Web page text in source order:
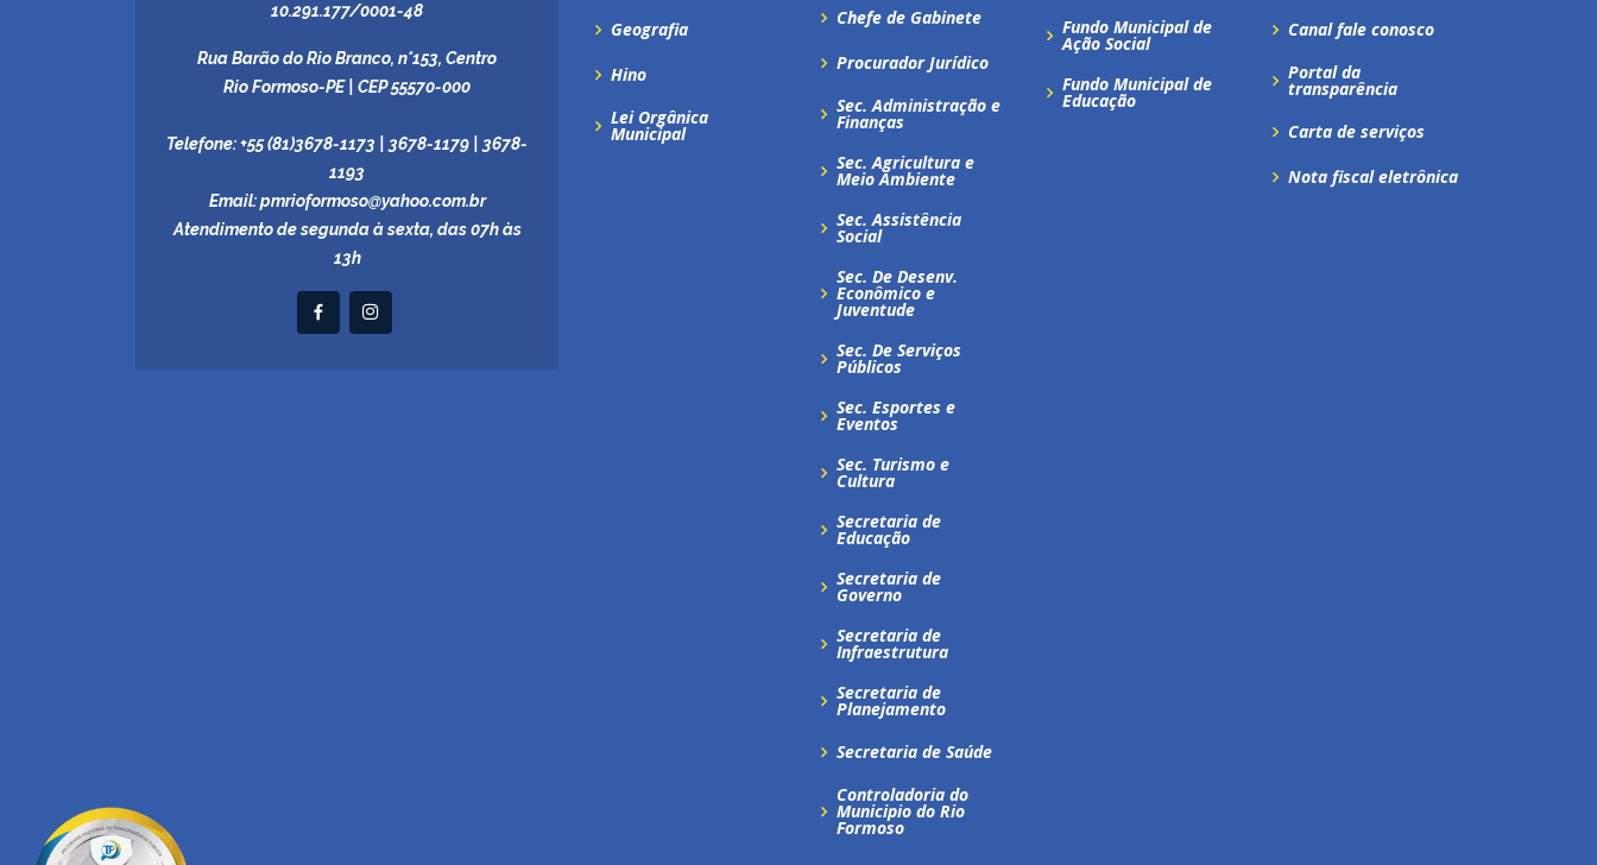
10.291.177/0001-48
Rua Barão do Rio Branco, n°153, Centro
Rio Formoso-PE | CEP 55570-000
Telefone:+55 (81)3678-1173 | 3678-1179 | 3678-
1193
Email:pmrioformoso@yahoo.com.br
Atendimento de segunda à sexta, das 07h às
13h
Geografia
Hino
Lei Orgânica
Municipal
Chefe de Gabinete
Procurador Jurídico
Sec. Administração e
Finanças
Sec. Agricultura e
Meio Ambiente
Sec. Assistência
Social
Sec. De Desenv.
Econômico e
Juventude
Sec. De Serviços
Públicos
Sec. Esportes e
Eventos
Sec. Turismo e
Cultura
Secretaria de
Educação
Secretaria de
Governo
Secretaria de
Infraestrutura
Secretaria de
Planejamento
Secretaria de Saúde
Controladoria do
Municipio do Rio
Formoso
Fundo Municipal de
Ação Social
Fundo Municipal de
Educação
Canal fale conosco
Portal da
transparência
Carta de serviços
Nota fiscal eletrônica